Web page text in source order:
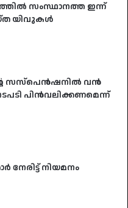
സംസ്ഥാനത്ത ഇന്ന്
യിവുകൾ
സസ്പെൻഷനിൽ വൻ
പിൻവലിക്കണമെന്ന്
നേരിട്ട് നിയമനം